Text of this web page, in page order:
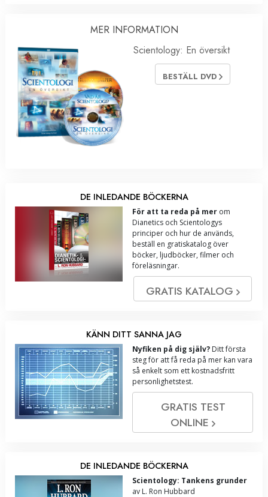
MER INFORMATION
Scientology: En översikt
BESTÄLL DVD
DE INLEDANDE BÖCKERNA
För att ta reda på mer om
Dianetics och Scientologys
principer och hur de används,
beställ en gratiskatalog över
böcker, ljudböcker, filmer och
föreläsningar.
GRATIS KATALOG
KÄNN DITT SANNA JAG
Nyfiken på dig själv? Ditt första
steg för att få reda på mer kan vara
så enkelt som ett kostnadsfritt
personlighetstest.
GRATIS TEST
ONLINE
DE INLEDANDE BÖCKERNA
Scientology: Tankens grunder
av L. Ron Hubbard